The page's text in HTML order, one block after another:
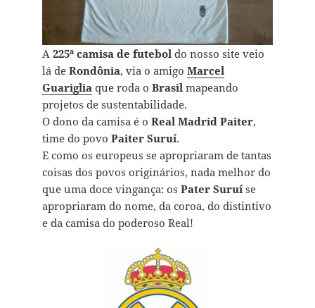
A 225ª camisa de futeboldo nosso site veio
lá de Rondônia, via o amigo Marcel
Guarigliaque roda o Brasilmapeando
projetos de sustentabilidade.
O dono da camisa é o Real Madrid Paiter,
time do povo Paiter Suruí.
E como os europeus se apropriaram de tantas
coisas dos povos originários, nada melhor do
que uma doce vingança: os Pater Suruíse
apropriaram do nome, da coroa, do distintivo
e da camisa do poderoso Real!